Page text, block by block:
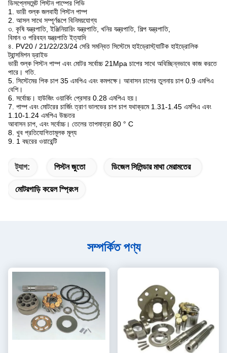
ডিসপ্লেসমেন্ট পিস্টন পাম্পের পিভি
1. ভারী শুল্ক জলবাহী পিস্টন পাম্প
2. আসল সাথে সম্পূর্ণরূপে বিনিময়যোগ্য
৩. কৃষি যন্ত্রপাতি, ইঞ্জিনিয়ারিং যন্ত্রপাতি, খনির যন্ত্রপাতি, শিল্প যন্ত্রপাতি,
বিমান ও পরিবহন যন্ত্রপাতি ইত্যাদি
৪. PV20 / 21/22/23/24 সেরি সমন্বিত সিস্টেমে হাইড্রোস্ট্যাটিক হাইড্রোলিক
ট্রান্সমিশন ড্রাইভ
ভারী শুল্ক পিস্টন পাম্প এবং মোটর সর্বোচ্চ 21Mpa চাপের সাথে অবিচ্ছিন্নভাবে কাজ করতে
পারে। গতি.
5. সিস্টেমের পিক চাপ 35 এমপিএ এবং কমপক্ষে। আবাসন চাপের তুলনায় চাপ 0.9 এমপিএ
বেশি।
6. সর্বোচ্চ। হাউজিং ওয়ার্কিং প্রেসার 0.28 এমপিএ হয়।
7. পাম্প এবং মোটরের চার্জিং ত্রাণ ভালভের চাপ চাপ যথাক্রমে 1.31-1.45 এমপিএ এবং
1.10-1.24 এমপিএ উচ্চতর
আবাসন চাপ, এবং সর্বোচ্চ। তেলের তাপমাত্রা 80 ° C
8. খুব প্রতিযোগিতামূলক মূল্য
9. 1 বছরের ওয়ারেন্টি
ট্যাগ: পিস্টন জুতো ডিজেল সিলিন্ডার মাথা মেরামতের
মোটরগাড়ি কয়েল স্প্রিংস
সম্পর্কিত পণ্য